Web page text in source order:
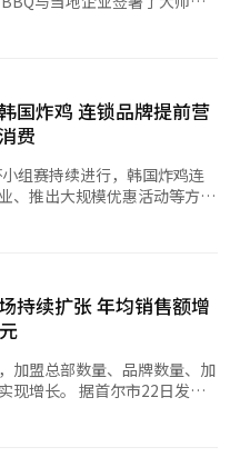
古有6家易买得超市和约
受欢迎程度不断上升。韩国被
古的出口额
亿美元。其中，K-食品的出
长16.2%，呈现出两位数的
键枢纽，其重要性将进一步提
战略性开店，进一步加大对东
家运营着800多家海外门店。
在越南的业务基础。未来，
区提升品牌竞争力，持续拓展
（AI）系统翻译与编辑。
废物覆盖物的安装等设施标
1日起全面实施的炸鸡重量标
具和砧板的分开使用情况。
时，随机抽取三鸡汤、冷面、
食物中毒菌检测。 食品药品监
采取行政处罚等措施，并将
理。”※ 本报道经人工智能
班加罗尔开始，逐步向海德
布局店位于主要IT工作区附
店位于科拉曼加拉，被认为是
察消费者反应。 这两家
。HSR布局店面积为232平
积为172平方米（60个座
鸡、
、炒年糕、泡菜炒饭等多种
拥有14亿人
国文化的流行，尤其是在年轻
BBQ计划通过彻底的本地化
基于反映当地饮食文化和消费
业务。” 此外，BBQ
店。※ 本报道经人工智能
国炸鸡 连锁品牌提前营
费
组赛持续进行，韩国炸鸡连
、推出大规模优惠活动等方式
多安排在工作日上午举行，
接单时间提前至上午8时，
抢购活动。另外韩国炸鸡品
始前提前营业；校村炸鸡
Chicken）也通过APP专属折
Genesis BBQ集团数据显
天，截至下午1时，主要门店
此同时，提前营业门店占比
持续扩张 年均销售额增
加盟总部数量、品牌数量、加
市22日发布
，截至2024年末，首尔登记